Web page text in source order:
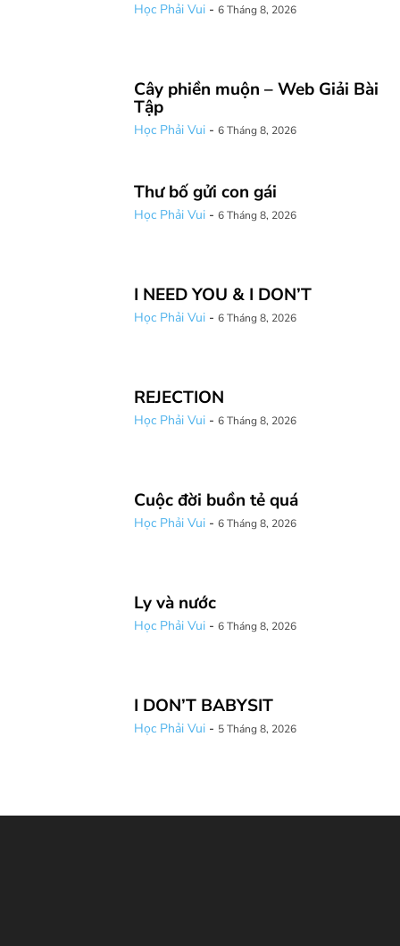
Học Phải Vui - 6 Tháng 8, 2026
Cây phiền muộn – Web Giải Bài
Tập
Học Phải Vui - 6 Tháng 8, 2026
Thư bố gửi con gái
Học Phải Vui - 6 Tháng 8, 2026
I NEED YOU & I DON’T
Học Phải Vui - 6 Tháng 8, 2026
REJECTION
Học Phải Vui - 6 Tháng 8, 2026
Cuộc đời buồn tẻ quá
Học Phải Vui - 6 Tháng 8, 2026
Ly và nước
Học Phải Vui - 6 Tháng 8, 2026
I DON’T BABYSIT
Học Phải Vui - 5 Tháng 8, 2026